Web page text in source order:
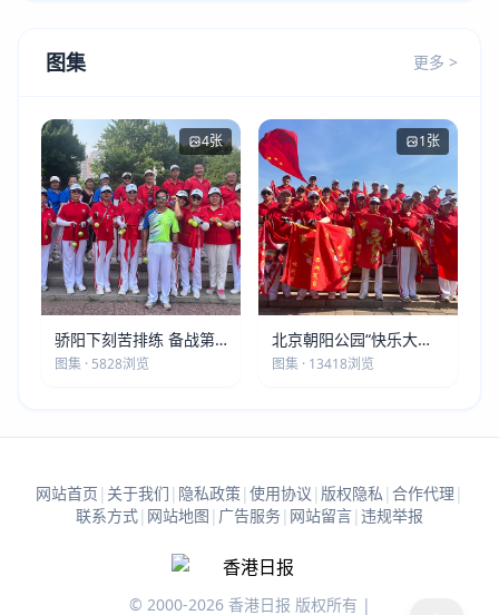
图集 更多 >
4张
骄阳下刻苦排练 备战第
五届莫斯科世界大健康运
图集 · 5828浏览
1张
北京朝阳公园“快乐大本
营”建党105周年庆祝活动
图集 · 13418浏览
网站首页 | 关于我们 | 隐私政策| 使用协议 | 版权隐私 | 合作代理 |
联系方式| 网站地图 | 广告服务| 网站留言| 违规举报
© 2000-2026 香港日报 版权所有 |